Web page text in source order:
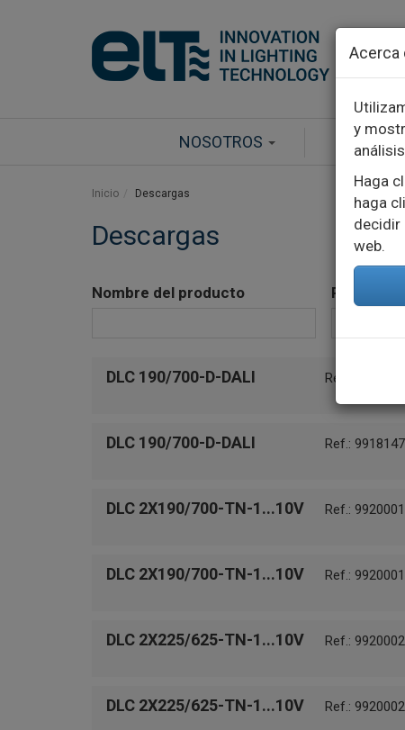
Acerca
y
Haga
haga
decidir
web.
NOSOTROS
Inicio Descargas
Descargas
Nombre del producto Referencia
DLC 190/700-D-DALI Ref.: 9918147
DLC 190/700-D-DALI Ref.: 9918147
DLC 2X190/700-TN-1...10V Ref.: 9920001
DLC 2X190/700-TN-1...10V Ref.: 9920001
DLC 2X225/625-TN-1...10V Ref.: 9920002
DLC 2X225/625-TN-1...10V Ref.: 9920002